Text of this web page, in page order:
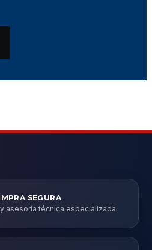
SEGURA
asesoría técnica especializada.